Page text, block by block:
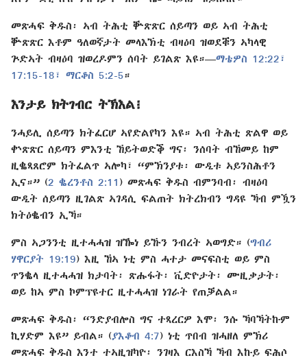
መጽሓፍ ቅዱስ፡ ኣብ ትሕቲ ቝጽጽር ሰይጣን ወይ ኣብ ትሕቲ
ቝጽጽር እቶም ዓለወኛታት መላእኽቲ ብዛዕባ ዝወደቑን ኣካላዊ
ጕድኣት ብዛዕባ ዝወረዶምን ሰባት ይገልጽ እዩ።—ማቴዎስ 12:22፣
17:15-18፣
ማርቆስ 5:2-5።
እንታይ ክትገብር ትኽእል፧
ንሓይሊ ሰይጣን ክትፈርሆ ኣየድልየካን እዩ። ኣብ ትሕቲ ጽልዋ ወይ
ቍጽጽር ሰይጣን ምእንቲ ኸይትወድቕ ግና፡ ንሰባት ብኸመይ ከም
ዚቈጻጸሮም ክትፈልጥ ኣሎካ፣ “ምኽንያቱ፡ ውዲቱ ኣይንስሕቶን
ኢና።” (2 ቈረንቶስ 2:11 ) መጽሓፍ ቅዱስ ብምንባብ፡ ብዛዕባ
ውዲት ሰይጣን ዚገልጽ ኣገዳሲ ፍልጠት ክትረክብን ግዳዩ ኻብ ምዃን
ክትዕቈብን ኢኻ።
ምስ ኣጋንንቲ ዚተሓሓዝ ዝዀነ ይኹን ንብረት ኣወግድ። (ግብሪ
ሃዋርያት 19:19) እዚ ኸኣ ነቲ ምስ ሓተታ መናፍስቲ ወይ ምስ
ጥንቈላ ዚተሓሓዝ ክታባት፡ ጽሑፋት፡ ቪድዮታት፡ ሙዚቃታት፡
ወይ ከኣ ምስ ኮምፕዩተር ዚተሓሓዝ ነገራት የጠቓልል።
መጽሓፍ ቅዱስ፡ “ንድያብሎስ ግና ተጻረርዎ እሞ፡ ንሱ ኻባኻትኩም
ኪሃድም እዩ” ይብል። (ያእቆብ 4:7) ነቲ ጥበብ ዝሓዘለ ምኽሪ
መጽሓፍ ቅዱስ እንተ ተኣዚዝካዮ፡ ንገዛእ ርእስኻ ኻብ እኩይ ፍሕሶ